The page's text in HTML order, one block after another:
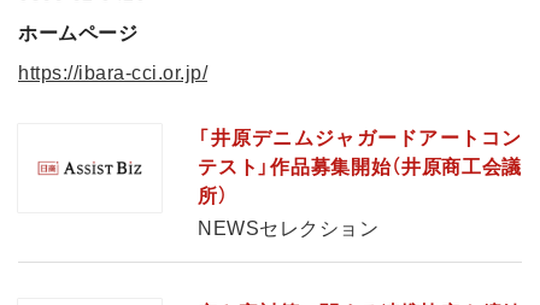
ホームページ
https://ibara-cci.or.jp/
「井原デニムジャガードアートコン
テスト」作品募集開始（井原商工会議
所）
NEWSセレクション